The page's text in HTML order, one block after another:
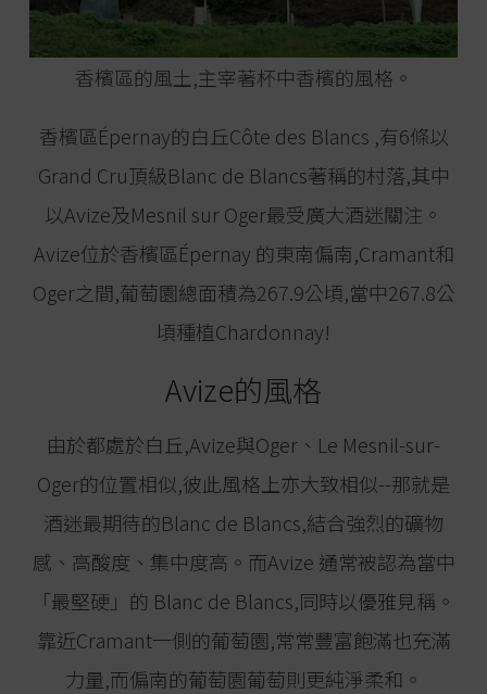
香檳區的風土,主宰著杯中香檳的風格。
香檳區Épernay的白丘Côte des Blancs ,有6條以
Grand Cru頂級Blanc de Blancs著稱的村落,其中
以Avize及Mesnil sur Oger最受廣大酒迷關注。
Avize位於香檳區Épernay 的東南偏南,Cramant和
Oger之間,葡萄園總面積為267.9公頃,當中267.8公
頃種植Chardonnay!
Avize的風格
由於都處於白丘,Avize與Oger、Le Mesnil-sur-
Oger的位置相似,彼此風格上亦大致相似--那就是
酒迷最期待的Blanc de Blancs,結合強烈的礦物
感、高酸度、集中度高。而Avize 通常被認為當中
「最堅硬」的 Blanc de Blancs,同時以優雅見稱。
靠近Cramant一側的葡萄園,常常豐富飽滿也充滿
力量,而偏南的葡萄園葡萄則更純淨柔和。